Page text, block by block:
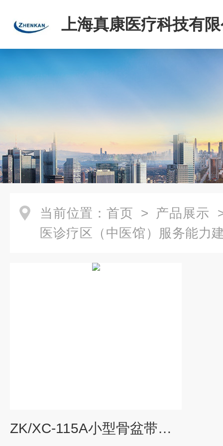
上海真康医疗科技有
当前位置： 首页 > 产品展示
医诊疗区（中医馆）服务能力
ZK/XC-115A小型骨盆带五节腰椎模型